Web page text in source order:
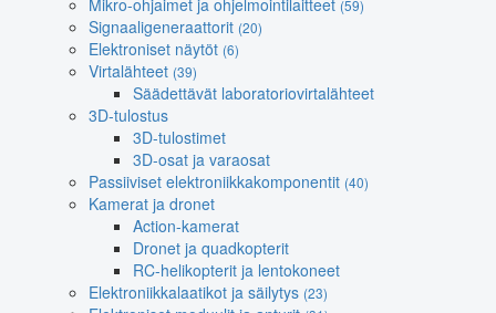
Mikro-ohjaimet ja ohjelmointilaitteet (59)
Signaaligeneraattorit (20)
Elektroniset näytöt (6)
Virtalähteet (39)
Säädettävät laboratoriovirtalähteet
3D-tulostus
3D-tulostimet
3D-osat ja varaosat
Passiiviset elektroniikkakomponentit (40)
Kamerat ja dronet
Action-kamerat
Dronet ja quadkopterit
RC-helikopterit ja lentokoneet
Elektroniikkalaatikot ja säilytys (23)